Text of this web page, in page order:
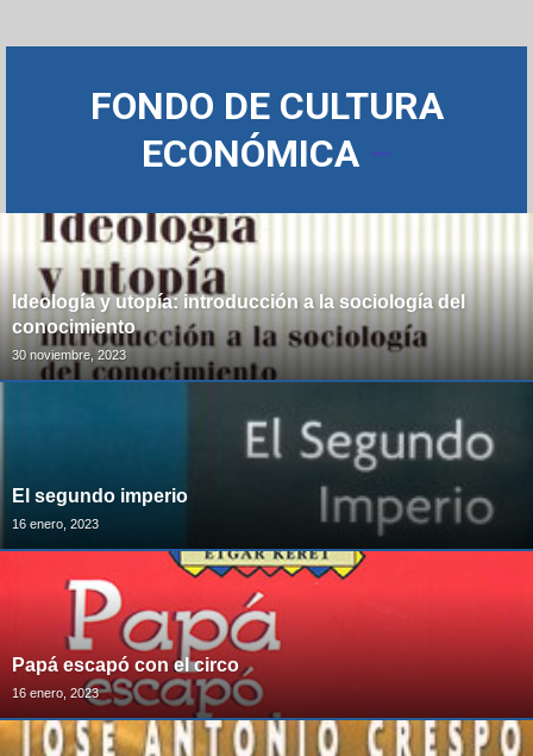
FONDO DE CULTURA
ECONÓMICA
Ideología y utopía: introducción a la sociología del
conocimiento
30 noviembre, 2023
El segundo imperio
16 enero, 2023
Papá escapó con el circo
16 enero, 2023